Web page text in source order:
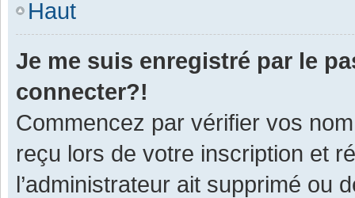
Haut
Je me suis enregistré par le
connecter?!
Commencez par vérifier vos
reçu lors de votre inscription et
l’administrateur ait supprimé ou